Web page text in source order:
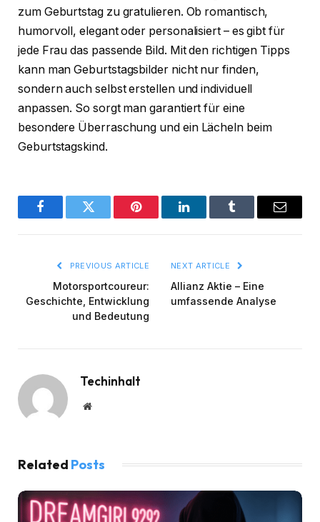
zum Geburtstag zu gratulieren. Ob romantisch,
humorvoll, elegant oder personalisiert – es gibt für
jede Frau das passende Bild. Mit den richtigen Tipps
kann man Geburtstagsbilder nicht nur finden,
sondern auch selbst erstellen und individuell
anpassen. So sorgt man garantiert für eine
besondere Überraschung und ein Lächeln beim
Geburtstagskind.
FacebookTwitter Pinterest LinkedInTumblr Email
PREVIOUS ARTICLE
Motorsportcoureur:
Geschichte, Entwicklung
und Bedeutung
NEXT ARTICLE
Allianz Aktie – Eine
umfassende Analyse
Techinhalt
Website
Related Posts